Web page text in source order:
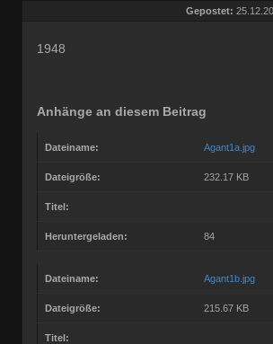
Gepostet:
1948
Anhänge an diesem Beitrag
Dateiname: Agant1a.jpg
Dateigröße: 232.17 KB
Titel:
Heruntergeladen: 84
Dateiname: Agant1b.jpg
Dateigröße: 215.67 KB
Titel: